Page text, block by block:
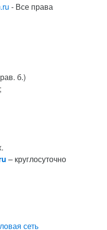
- Все права
б.)
– круглосуточно